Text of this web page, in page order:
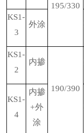
195/330
KS1-
3
外涂
KS1-
2
内掺
190/390
KS1-
4
内掺
+外
涂